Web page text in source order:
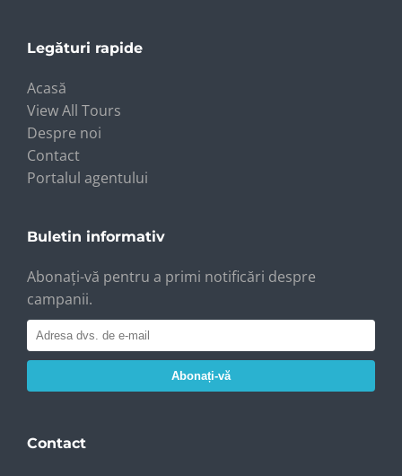
Legături rapide
Acasă
View All Tours
Despre noi
Contact
Portalul agentului
Buletin informativ
Abonați-vă pentru a primi notificări despre
campanii.
Abonați-vă
Contact